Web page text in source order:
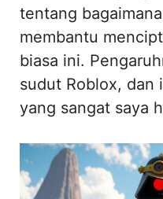
tentang
membantu
biasa ini.
sudut Roblox, dan
yang sangat saya